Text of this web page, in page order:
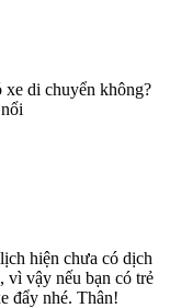
di chuyển không?
hiện chưa có dịch
vì vậy nếu bạn có trẻ
đẩy nhé. Thân!